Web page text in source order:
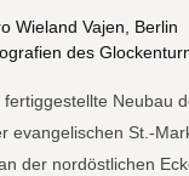
Wieland Vajen, Berlin
des
Neubau
evangelischen St.-
der nordöstlichen